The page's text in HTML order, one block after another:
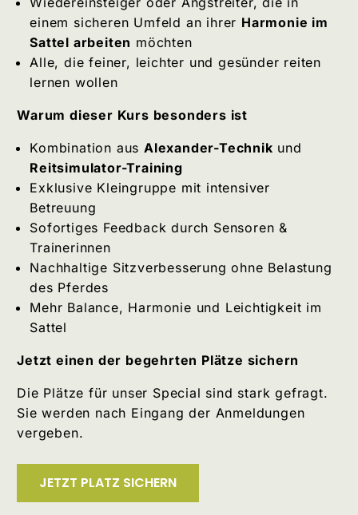
einem sicheren Umfeld an ihrer Harmonie im
Sattel arbeiten möchten
Alle, die feiner, leichter und gesünder reiten
lernen wollen
Warum dieser Kurs besonders ist
Kombination ausAlexander-Technik und
Reitsimulator-Training
Exklusive Kleingruppe mit intensiver
Betreuung
Sofortiges Feedback durch Sensoren &
Trainerinnen
Nachhaltige Sitzverbesserung ohne Belastung
des Pferdes
Mehr Balance, Harmonie und Leichtigkeit im
Sattel
Jetzt einen der begehrten Plätze sichern
Die Plätze für unser Special sind stark gefragt.
Sie werden nach Eingang der Anmeldungen
vergeben.
JETZT PLATZ SICHERN